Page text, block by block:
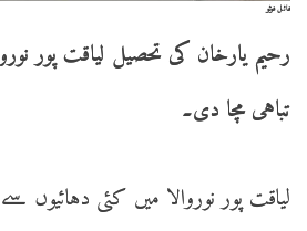
فائل فوٹو
رحیم یارخان کی تحصیل لیاقت پور
تباہی مچا دی۔
لیاقت پور نوروالا میں کئی